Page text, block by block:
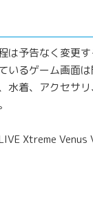
は予告なく変更
いるゲーム画面
水着、アクセサ
Xtreme